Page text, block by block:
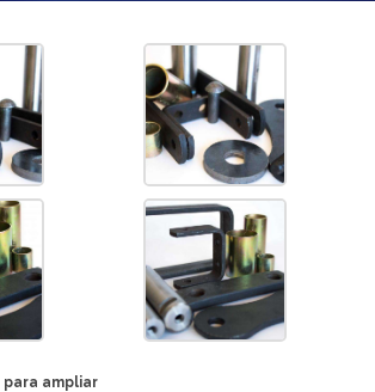
para ampliar